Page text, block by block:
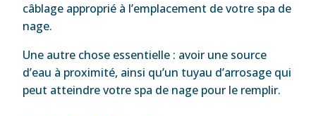
câblage approprié à l’emplacement de votre spa de
nage.
Une autre chose essentielle : avoir une source
d’eau à proximité, ainsi qu’un tuyau d’arrosage qui
peut atteindre votre spa de nage pour le remplir.